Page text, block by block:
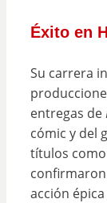
Éxito en
Su carrera
entregas de
cómic y del
títulos como
acción